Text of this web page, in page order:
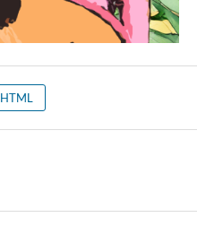
HTML